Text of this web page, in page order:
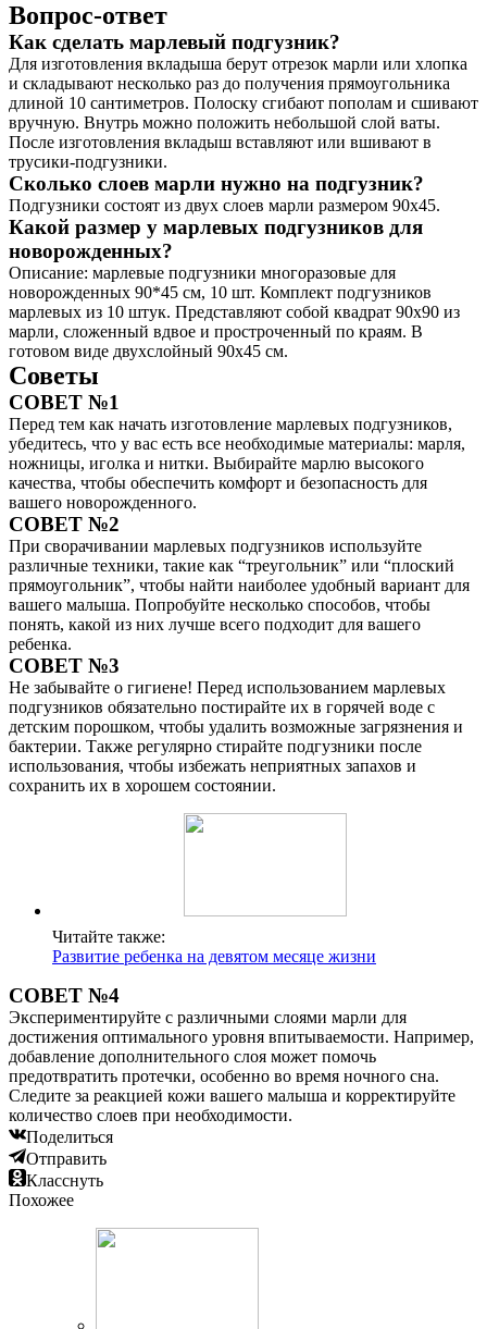
Вопрос-ответ
Как сделать марлевый подгузник?
Для изготовления вкладыша берут отрезок марли или хлопка
и складывают несколько раз до получения прямоугольника
длиной 10 сантиметров. Полоску сгибают пополам и сшивают
вручную. Внутрь можно положить небольшой слой ваты.
После изготовления вкладыш вставляют или вшивают в
трусики-подгузники.
Сколько слоев марли нужно на подгузник?
Подгузники состоят из двух слоев марли размером 90х45.
Какой размер у марлевых подгузников для
новорожденных?
Описание: марлевые подгузники многоразовые для
новорожденных 90*45 см, 10 шт. Комплект подгузников
марлевых из 10 штук. Представляют собой квадрат 90х90 из
марли, сложенный вдвое и простроченный по краям. В
готовом виде двухслойный 90х45 см.
Советы
СОВЕТ №1
Перед тем как начать изготовление марлевых подгузников,
убедитесь, что у вас есть все необходимые материалы: марля,
ножницы, иголка и нитки. Выбирайте марлю высокого
качества, чтобы обеспечить комфорт и безопасность для
вашего новорожденного.
СОВЕТ №2
При сворачивании марлевых подгузников используйте
различные техники, такие как “треугольник” или “плоский
прямоугольник”, чтобы найти наиболее удобный вариант для
вашего малыша. Попробуйте несколько способов, чтобы
понять, какой из них лучше всего подходит для вашего
ребенка.
СОВЕТ №3
Не забывайте о гигиене! Перед использованием марлевых
подгузников обязательно постирайте их в горячей воде с
детским порошком, чтобы удалить возможные загрязнения и
бактерии. Также регулярно стирайте подгузники после
использования, чтобы избежать неприятных запахов и
сохранить их в хорошем состоянии.
Читайте также:
Развитие ребенка на девятом месяце жизни
СОВЕТ №4
Экспериментируйте с различными слоями марли для
достижения оптимального уровня впитываемости. Например,
добавление дополнительного слоя может помочь
предотвратить протечки, особенно во время ночного сна.
Следите за реакцией кожи вашего малыша и корректируйте
количество слоев при необходимости.
Поделиться
Отправить
Класснуть
Похожее